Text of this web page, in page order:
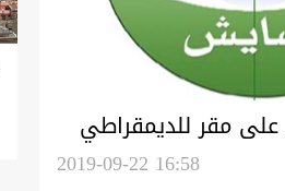
على مقر للديمقراطي
2019-09-22 16:58